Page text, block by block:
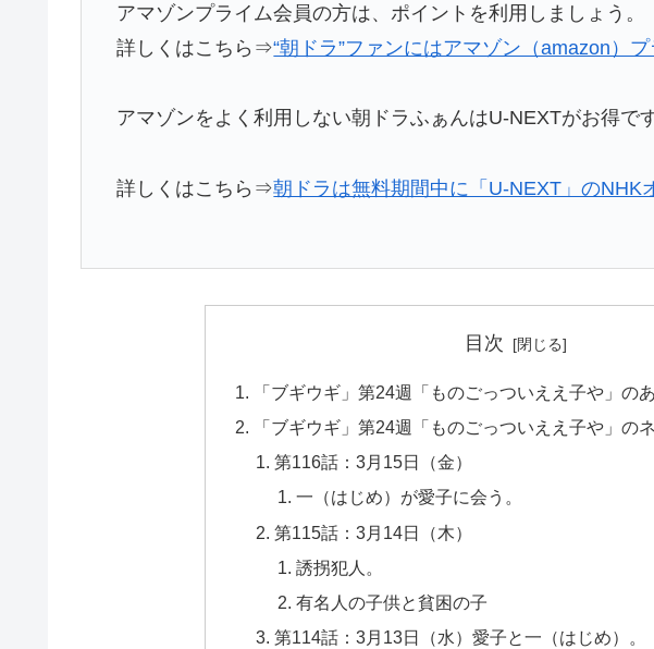
アマゾンプライム会員の方は、ポイントを利用しましょう。
詳しくはこちら⇒“朝ドラ”ファンにはアマゾン（amazon）プ
アマゾンをよく利用しない朝ドラふぁんはU-NEXTがお得です
詳しくはこちら⇒朝ドラは無料期間中に「U-NEXT」のNHK
目次
「ブギウギ」第24週「ものごっついええ子や」のあ
「ブギウギ」第24週「ものごっついええ子や」の
第116話：3月15日（金）
一（はじめ）が愛子に会う。
第115話：3月14日（木）
誘拐犯人。
有名人の子供と貧困の子
第114話：3月13日（水）愛子と一（はじめ）。